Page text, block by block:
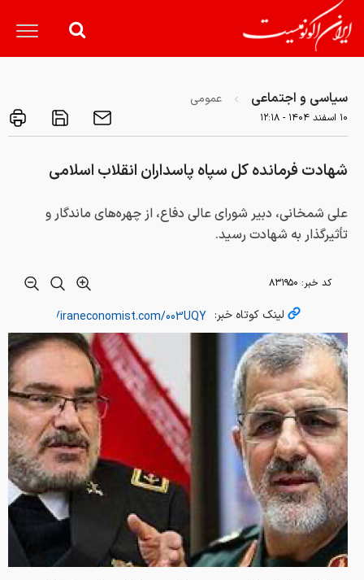
سیاسی و اجتماعی عمومی
۱۰ اسفند ۱۴۰۴ - ۱۲:۱۸
شهادت فرمانده کل سپاه پاسداران انقلاب اسلامی
علی شمخانی، دبیر شورای عالی دفاع، از چهره‌های ماندگار و
تأثیرگذار به شهادت رسید.
کد خبر: ۸۳۱۹۵۰
لینک کوتاه خبر: